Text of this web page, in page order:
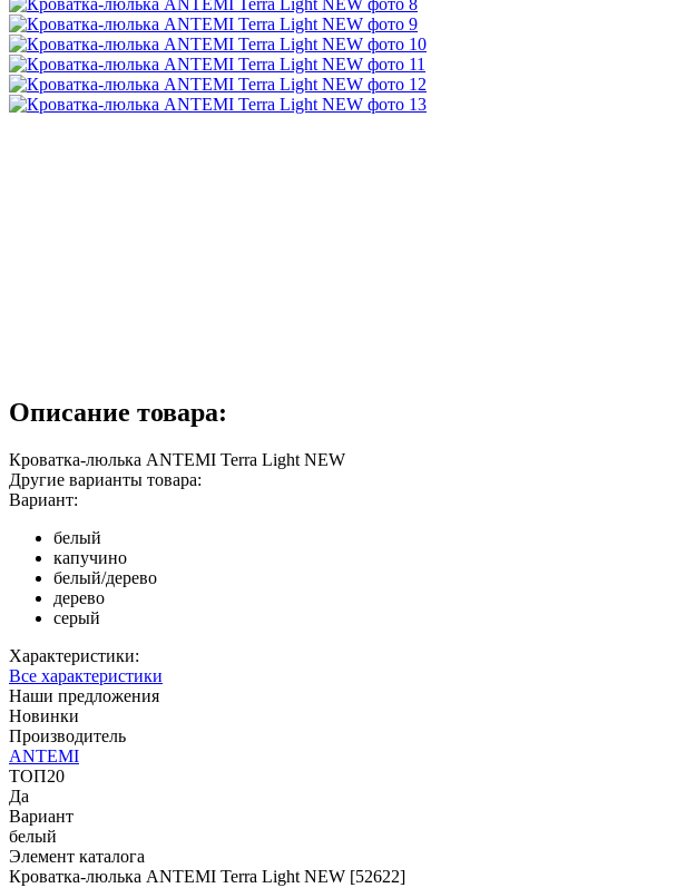
Описание товара:
Кроватка-люлька ANTEMI Terra Light NEW
Другие варианты товара:
Вариант:
белый
капучино
белый/дерево
дерево
серый
Характеристики:
Все характеристики
Наши предложения
Новинки
Производитель
ANTEMI
ТОП20
Да
Вариант
белый
Элемент каталога
Кроватка-люлька ANTEMI Terra Light NEW [52622]